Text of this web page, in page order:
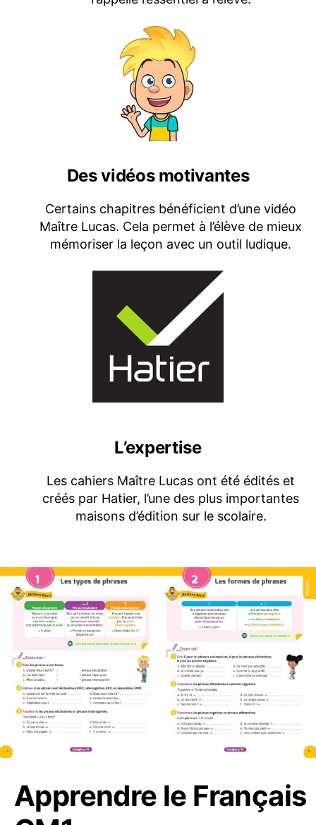
Des vidéos motivantes
Certains chapitres bénéficient d’une vidéo
Maître Lucas. Cela permet à l’élève de mieux
mémoriser la leçon avec un outil ludique.
L’expertise
Les cahiers Maître Lucas ont été édités et
créés par Hatier, l’une des plus importantes
maisons d’édition sur le scolaire.
Apprendre le Français